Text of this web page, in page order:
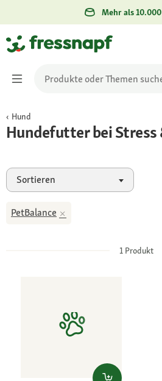
Mehr als
Hund
Hundefutter bei Stress
Sortieren
PetBalance
1 Produkt